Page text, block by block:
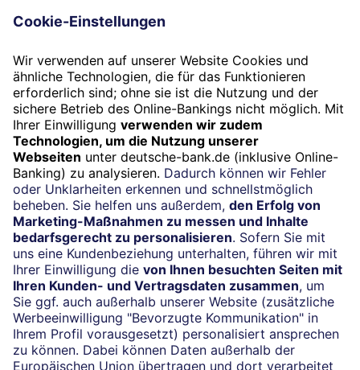
Unternehmen nachhaltige Geschäftsmodelle?
Termin
Beratung vereinbaren
24/7-Kundenservice
(069) 910-100 61